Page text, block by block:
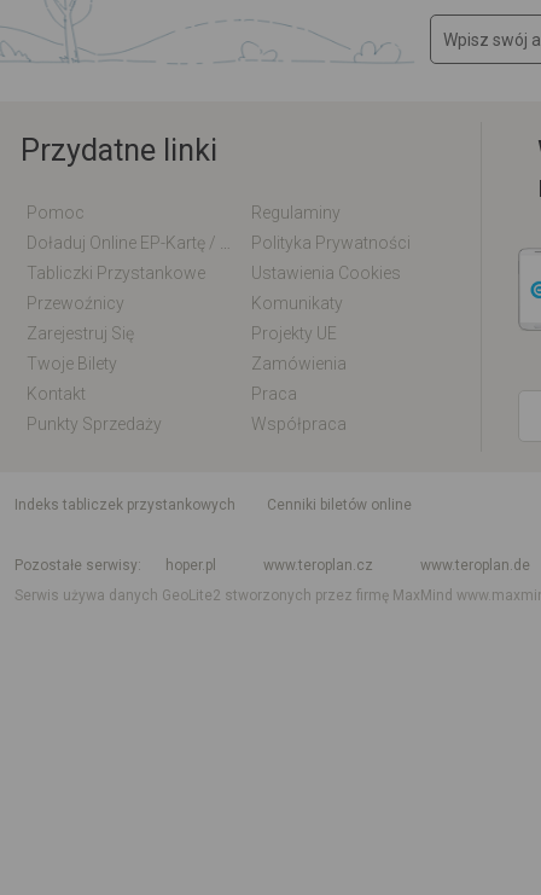
Przydatne linki
Pomoc
Regulaminy
Polityka Prywatności
Tabliczki Przystankowe
Ustawienia Cookies
Przewoźnicy
Komunikaty
Zarejestruj Się
Projekty UE
Twoje Bilety
Zamówienia
Kontakt
Praca
Punkty Sprzedaży
Współpraca
indeks tabliczek przystankowych
Cenniki biletów online
Pozostałe serwisy
hoper.pl www.teroplan.cz
www.teroplan.de
Serwis używa danych GeoLite2 stworzonych przez firmę MaxMind